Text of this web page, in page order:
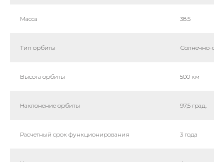
Масса 38.5
Тип орбиты Солнечно-
Высота орбиты 500 км
Наклонение орбиты 97,5 град.
Расчетный срок функционирования 3 года